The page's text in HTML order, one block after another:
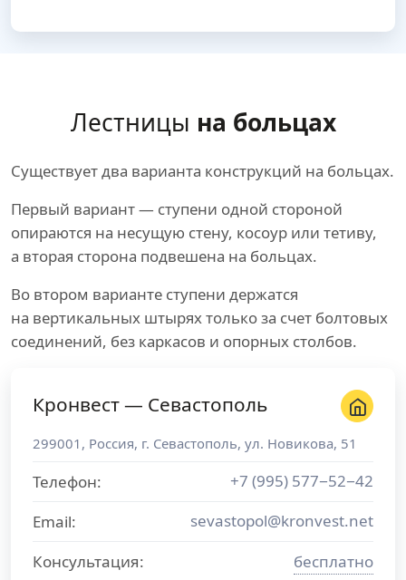
Лестницы на больцах
Существует два варианта конструкций на больцах.
Первый вариант — ступени одной стороной
опираются на несущую стену, косоур или тетиву,
а вторая сторона подвешена на больцах.
Во втором варианте ступени держатся
на вертикальных штырях только за счет болтовых
соединений, без каркасов и опорных столбов.
Кронвест — Севастополь
299001 , Россия, г. Севастополь, ул. Новикова, 51
Телефон:
+7 (995) 577−52−42
Email:
sevastopol@kronvest.net
Консультация:
бесплатно